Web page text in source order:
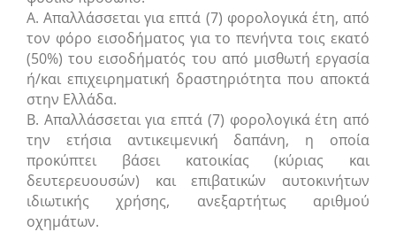
Α. Απαλλάσσεται για επτά (7) φορολογικά έτη, από
τον φόρο εισοδήματος για το πενήντα τοις εκατό
(50%) του εισοδήματός του από μισθωτή εργασία
ή/και επιχειρηματική δραστηριότητα που αποκτά
στην Ελλάδα.
Β. Απαλλάσσεται για επτά (7) φορολογικά έτη από
την ετήσια αντικειμενική δαπάνη, η οποία
προκύπτει βάσει κατοικίας (κύριας και
δευτερευουσών) και επιβατικών αυτοκινήτων
ιδιωτικής χρήσης, ανεξαρτήτως αριθμού
οχημάτων.